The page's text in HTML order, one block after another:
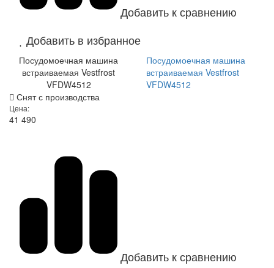
Добавить к сравнению
Добавить в избранное
Посудомоечная машина
встраиваемая Vestfrost
VFDW4512
Посудомоечная машина
встраиваемая Vestfrost
VFDW4512
Снят с производства
Цена:
41 490
Добавить к сравнению